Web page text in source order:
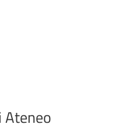
Ateneo